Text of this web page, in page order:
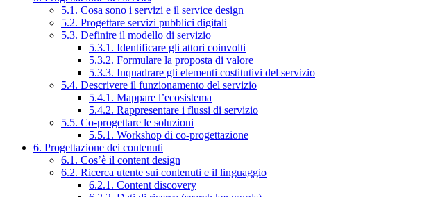
5.1. Cosa sono i servizi e il service design
5.2. Progettare servizi pubblici digitali
5.3. Definire il modello di servizio
5.3.1. Identificare gli attori coinvolti
5.3.2. Formulare la proposta di valore
5.3.3. Inquadrare gli elementi costitutivi del servizio
5.4. Descrivere il funzionamento del servizio
5.4.1. Mappare l’ecosistema
5.4.2. Rappresentare i flussi di servizio
5.5. Co-progettare le soluzioni
5.5.1. Workshop di co-progettazione
6. Progettazione dei contenuti
6.1. Cos’è il content design
6.2. Ricerca utente sui contenuti e il linguaggio
6.2.1. Content discovery